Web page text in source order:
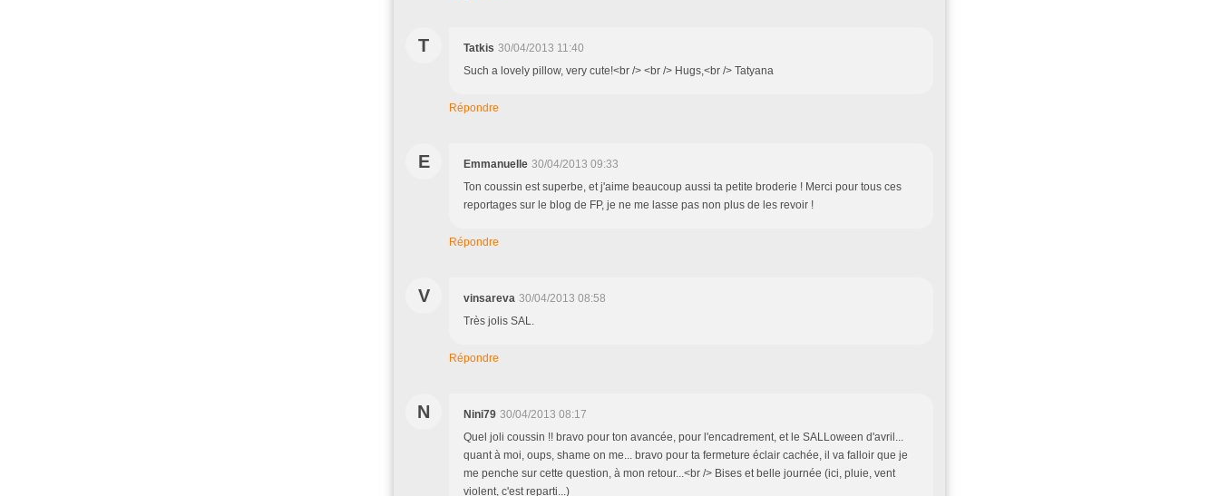
T Tatkis 30/04/2013 11:40
Such a lovely pillow, very cute!<br /> <br /> Hugs,<br /> Tatyana
Répondre
E Emmanuelle 30/04/2013 09:33
Ton coussin est superbe, et j'aime beaucoup aussi ta petite broderie ! Merci pour tous ces
reportages sur le blog de FP, je ne me lasse pas non plus de les revoir !
Répondre
V vinsareva 30/04/2013 08:58
Très jolis SAL.
Répondre
N Nini79 30/04/2013 08:17
Quel joli coussin !! bravo pour ton avancée, pour l'encadrement, et le SALLoween d'avril...
quant à moi, oups, shame on me... bravo pour ta fermeture éclair cachée, il va falloir que je
me penche sur cette question, à mon retour...<br /> Bises et belle journée (ici, pluie, vent
violent, c'est reparti...)